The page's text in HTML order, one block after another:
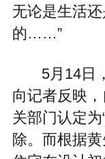
无论是生活
的……”
5月14日
向记者反映
关部门认定
除。而根据